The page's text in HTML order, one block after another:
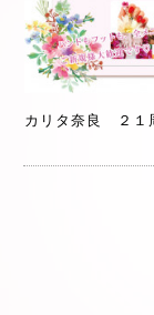
カリタ奈良 ２１